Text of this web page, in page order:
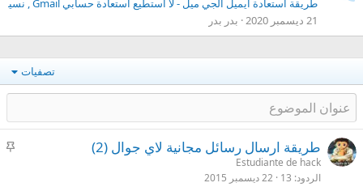
طريقة استعادة ايميل الجي ميل - لا أستطيع أستعادة حسابي Gmail , نسيت كلمة مرور الجميل واسم المستخدم
21 ديسمبر 2020
بدر بدر
تصفيات
م
طريقة ارسال رسائل مجانية لاي جوال (2)
Estudiante de hack
الردود 13 22 ديسمبر 2015